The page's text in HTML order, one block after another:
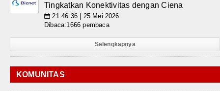
Tingkatkan Konektivitas dengan Ciena
📅 21:46:36 | 25 Mei 2026
Dibaca:1666 pembaca
Selengkapnya
KOMUNITAS